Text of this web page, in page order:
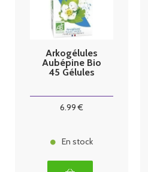
Arkogélules
Aubépine Bio
45 Gélules
6.99 €
En stock